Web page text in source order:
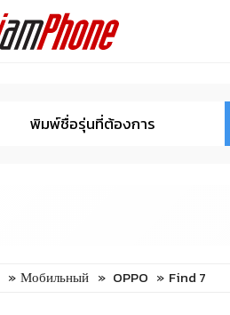
Мобильный OPPO Find 7